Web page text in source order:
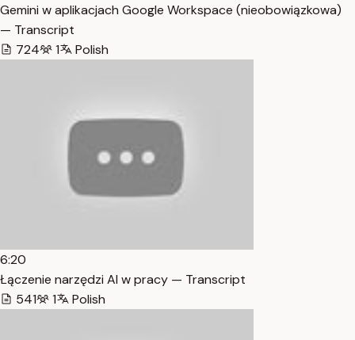
Gemini w aplikacjach Google Workspace (nieobowiązkowa)
— Transcript
724
1 Polish
6:20
Łączenie narzędzi AI w pracy — Transcript
541
1 Polish